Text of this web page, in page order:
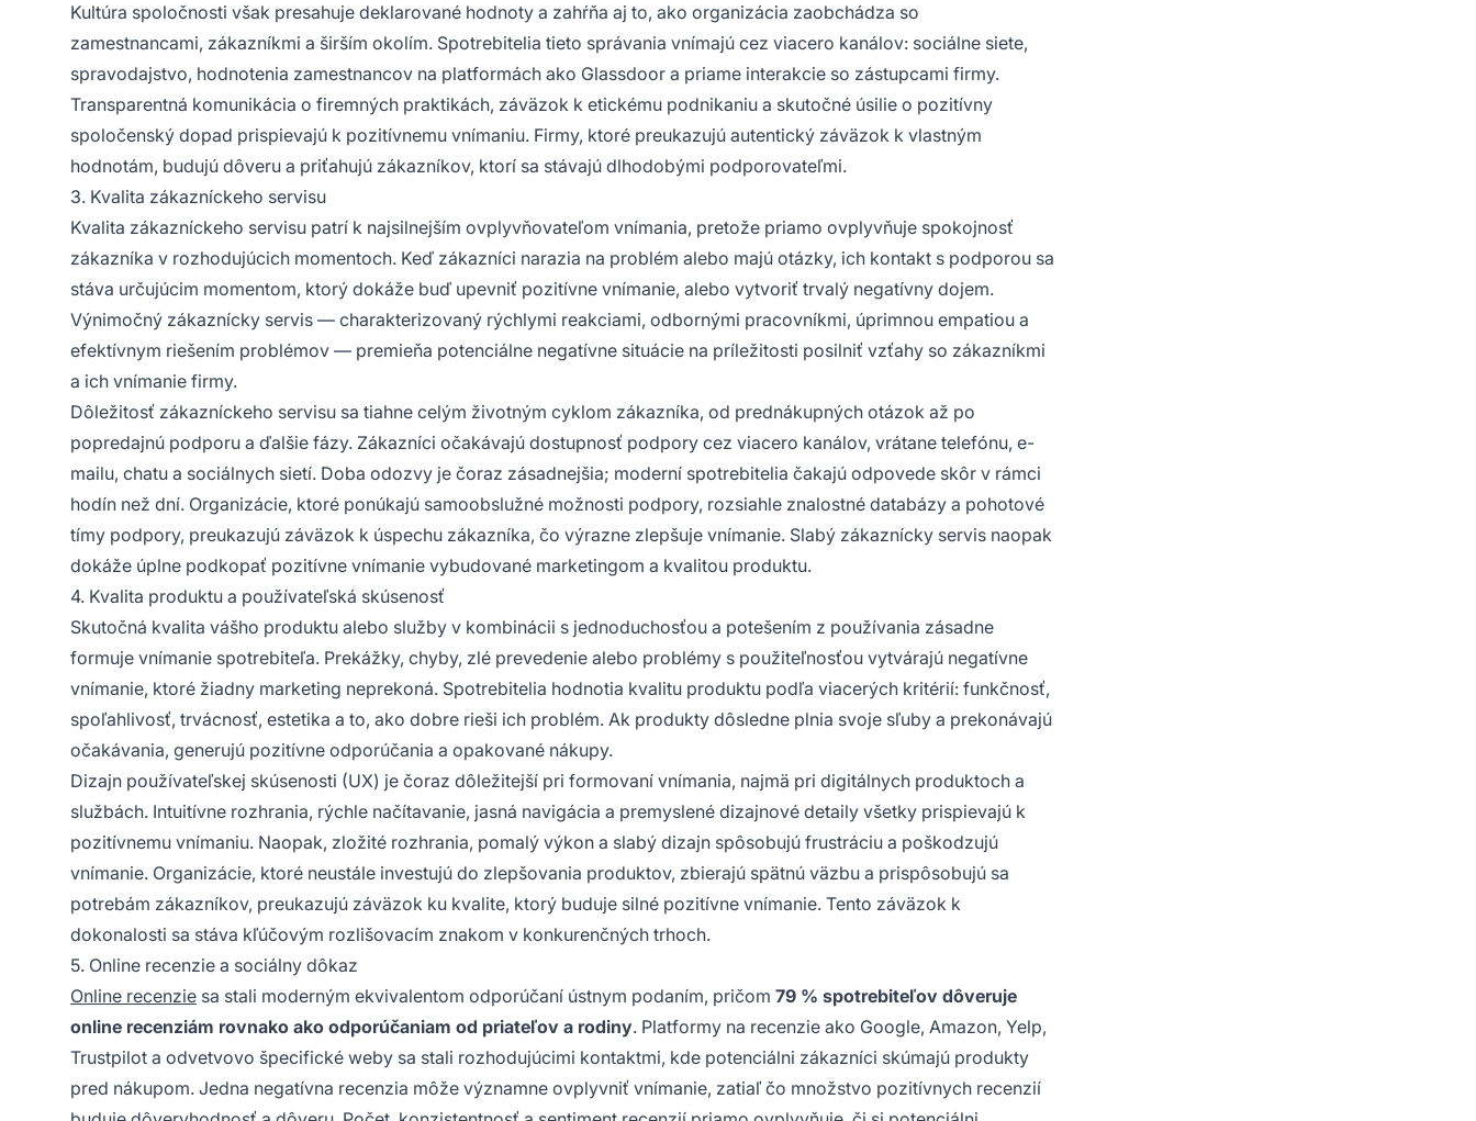
Kultúra spoločnosti však presahuje deklarované hodnoty a zahŕňa aj to, ako organizácia zaobchádza so
zamestnancami, zákazníkmi a širším okolím. Spotrebitelia tieto správania vnímajú cez viacero kanálov: sociálne siete,
spravodajstvo, hodnotenia zamestnancov na platformách ako Glassdoor a priame interakcie so zástupcami firmy.
Transparentná komunikácia o firemných praktikách, záväzok k etickému podnikaniu a skutočné úsilie o pozitívny
spoločenský dopad prispievajú k pozitívnemu vnímaniu. Firmy, ktoré preukazujú autentický záväzok k vlastným
hodnotám, budujú dôveru a priťahujú zákazníkov, ktorí sa stávajú dlhodobými podporovateľmi.
3. Kvalita zákazníckeho servisu
Kvalita zákazníckeho servisu patrí k najsilnejším ovplyvňovateľom vnímania, pretože priamo ovplyvňuje spokojnosť
zákazníka v rozhodujúcich momentoch. Keď zákazníci narazia na problém alebo majú otázky, ich kontakt s podporou sa
stáva určujúcim momentom, ktorý dokáže buď upevniť pozitívne vnímanie, alebo vytvoriť trvalý negatívny dojem.
Výnimočný zákaznícky servis — charakterizovaný rýchlymi reakciami, odbornými pracovníkmi, úprimnou empatiou a
efektívnym riešením problémov — premieňa potenciálne negatívne situácie na príležitosti posilniť vzťahy so zákazníkmi
a ich vnímanie firmy.
Dôležitosť zákazníckeho servisu sa tiahne celým životným cyklom zákazníka, od prednákupných otázok až po
popredajnú podporu a ďalšie fázy. Zákazníci očakávajú dostupnosť podpory cez viacero kanálov, vrátane telefónu, e-
mailu, chatu a sociálnych sietí. Doba odozvy je čoraz zásadnejšia; moderní spotrebitelia čakajú odpovede skôr v rámci
hodín než dní. Organizácie, ktoré ponúkajú samoobslužné možnosti podpory, rozsiahle znalostné databázy a pohotové
tímy podpory, preukazujú záväzok k úspechu zákazníka, čo výrazne zlepšuje vnímanie. Slabý zákaznícky servis naopak
dokáže úplne podkopať pozitívne vnímanie vybudované marketingom a kvalitou produktu.
4. Kvalita produktu a používateľská skúsenosť
Skutočná kvalita vášho produktu alebo služby v kombinácii s jednoduchosťou a potešením z používania zásadne
formuje vnímanie spotrebiteľa. Prekážky, chyby, zlé prevedenie alebo problémy s použiteľnosťou vytvárajú negatívne
vnímanie, ktoré žiadny marketing neprekoná. Spotrebitelia hodnotia kvalitu produktu podľa viacerých kritérií: funkčnosť,
spoľahlivosť, trvácnosť, estetika a to, ako dobre rieši ich problém. Ak produkty dôsledne plnia svoje sľuby a prekonávajú
očakávania, generujú pozitívne odporúčania a opakované nákupy.
Dizajn používateľskej skúsenosti (UX) je čoraz dôležitejší pri formovaní vnímania, najmä pri digitálnych produktoch a
službách. Intuitívne rozhrania, rýchle načítavanie, jasná navigácia a premyslené dizajnové detaily všetky prispievajú k
pozitívnemu vnímaniu. Naopak, zložité rozhrania, pomalý výkon a slabý dizajn spôsobujú frustráciu a poškodzujú
vnímanie. Organizácie, ktoré neustále investujú do zlepšovania produktov, zbierajú spätnú väzbu a prispôsobujú sa
potrebám zákazníkov, preukazujú záväzok ku kvalite, ktorý buduje silné pozitívne vnímanie. Tento záväzok k
dokonalosti sa stáva kľúčovým rozlišovacím znakom v konkurenčných trhoch.
5. Online recenzie a sociálny dôkaz
Online recenzie sa stali moderným ekvivalentom odporúčaní ústnym podaním, pričom 79 % spotrebiteľov dôveruje
online recenziám rovnako ako odporúčaniam od priateľov a rodiny. Platformy na recenzie ako Google, Amazon, Yelp,
Trustpilot a odvetvovo špecifické weby sa stali rozhodujúcimi kontaktmi, kde potenciálni zákazníci skúmajú produkty
pred nákupom. Jedna negatívna recenzia môže významne ovplyvniť vnímanie, zatiaľ čo množstvo pozitívnych recenzií